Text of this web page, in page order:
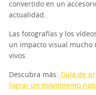
convertido en un
actualidad.
Las fotografías y los
un impacto visual mucho
vivos.
Descubra más: Guía de
lograr un movimiento